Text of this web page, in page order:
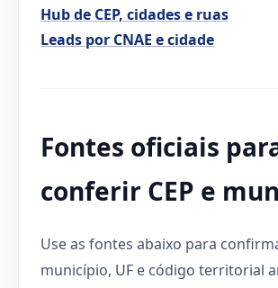
Hub de CEP, cidades e ruas
Leads por CNAE e cidade
Fontes oficiais
conferir CEP e
Use as fontes abaixo para
município, UF e código territorial